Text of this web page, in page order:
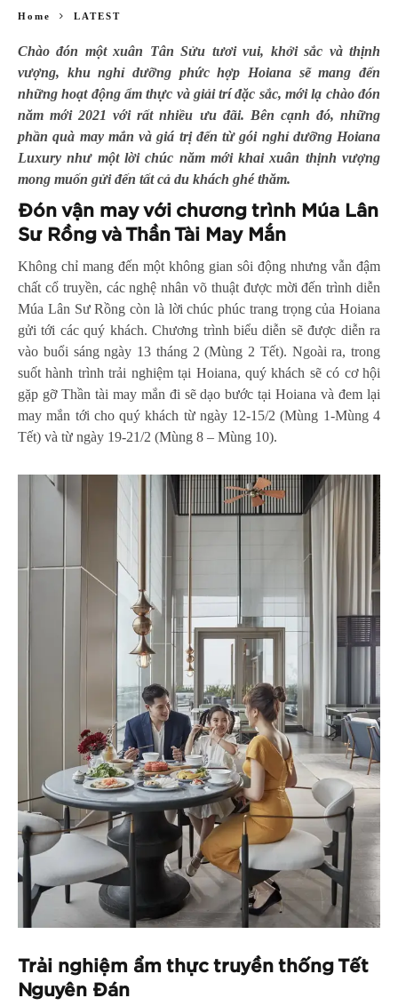
Home LATEST
Chào đón một xuân Tân Sửu tươi vui, khởi sắc và thịnh
vượng, khu nghỉ dưỡng phức hợp Hoiana sẽ mang đến
những hoạt động ẩm thực và giải trí đặc sắc, mới lạ chào đón
năm mới 2021 với rất nhiều ưu đãi. Bên cạnh đó, những
phần quà may mắn và giá trị đến từ gói nghỉ dưỡng Hoiana
Luxury như một lời chúc năm mới khai xuân thịnh vượng
mong muốn gửi đến tất cả du khách ghé thăm.
Đón vận may với c hương trình Múa Lân
Sư Rồng và Thần Tài May Mắn
Không chỉ mang đến một không gian sôi động nhưng vẫn đậm
chất cổ truyền, các nghệ nhân võ thuật được mời đến trình diễn
Múa Lân Sư Rồng còn là lời chúc phúc trang trọng của Hoiana
gửi tới các quý khách. Chương trình biểu diễn sẽ được diễn ra
vào buổi sáng ngày 13 tháng 2 (Mùng 2 Tết). Ngoài ra, trong
suốt hành trình trải nghiệm tại Hoiana, quý khách sẽ có cơ hội
gặp gỡ Thần tài may mắn đi sẽ dạo bước tại Hoiana và đem lại
may mắn tới cho quý khách từ ngày 12-15/2 (Mùng 1-Mùng 4
Tết) và từ ngày 19-21/2 (Mùng 8 – Mùng 10).
Trải nghiệm ẩm thực truyền thốngTết
Nguyên Đán